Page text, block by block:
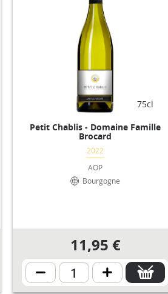
75cl
Petit Chablis - Domaine Famille
Brocard
2022
AOP
Bourgogne
11,95 €